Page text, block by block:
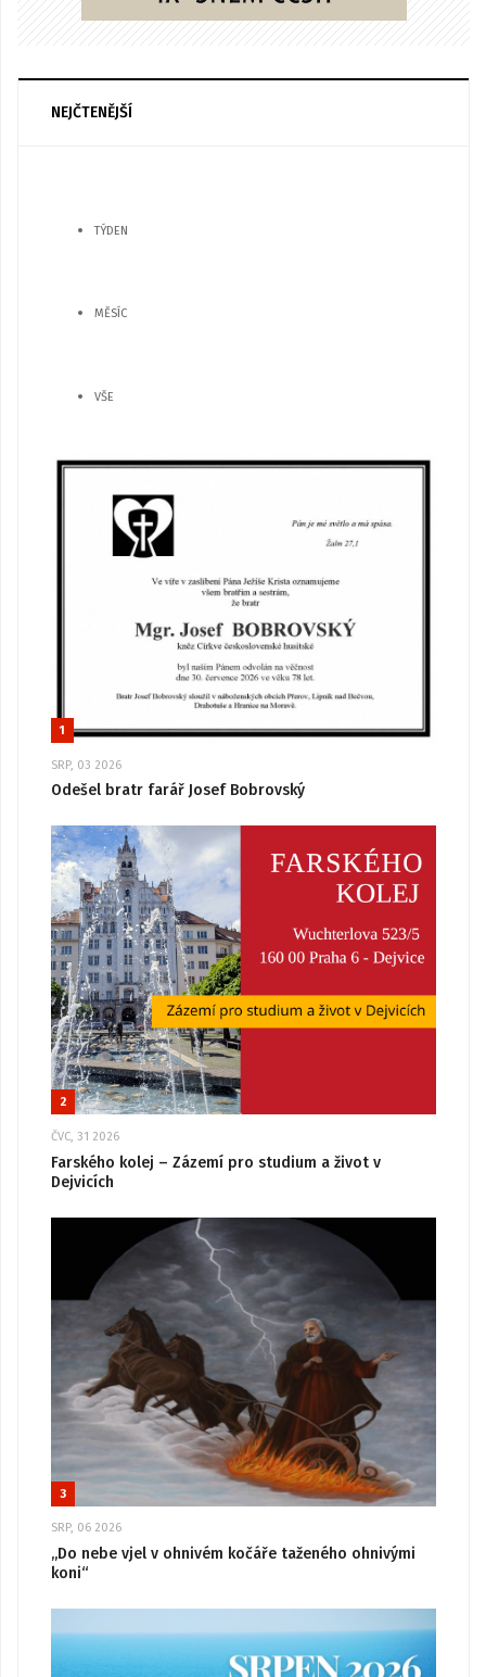
NEJČTENĚJŠÍ
TÝDEN
MĚSÍC
VŠE
1
SRP, 03 2026
Odešel bratr farář Josef Bobrovský
2
ČVC, 31 2026
Farského kolej – Zázemí pro studium a život v
Dejvicích
3
SRP, 06 2026
„Do nebe vjel v ohnivém kočáře taženého ohnivými
koni“